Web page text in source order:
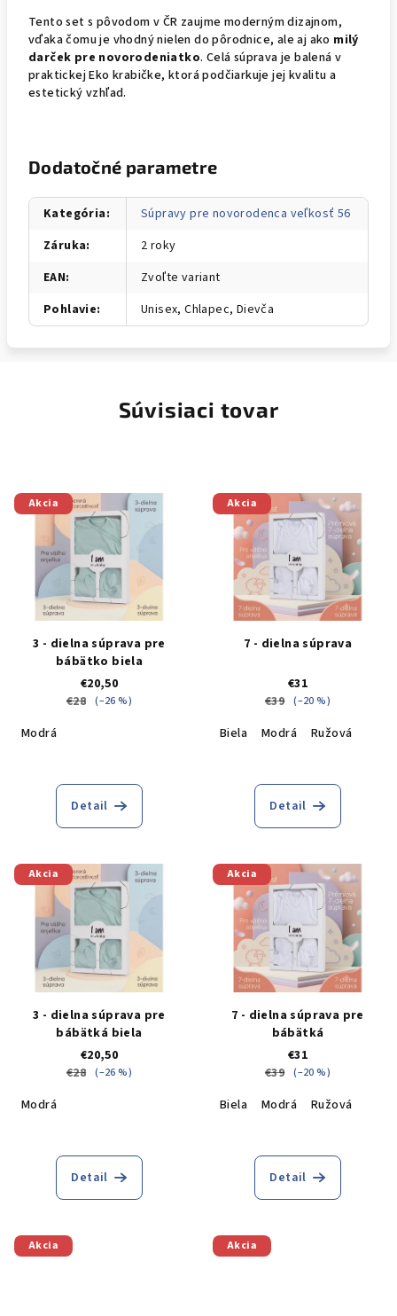
Tento set s pôvodom v ČR zaujme moderným dizajnom,
vďaka čomu je vhodný nielen do pôrodnice, ale aj ako milý
darček pre novorodeniatko. Celá súprava je balená v
praktickej Eko krabičke, ktorá podčiarkuje jej kvalitu a
estetický vzhľad.
Dodatočné parametre
Kategória:
Súpravy pre novorodenca veľkosť 56
Záruka:
2 roky
EAN:
Zvoľte variant
Pohlavie: Unisex, Chlapec, Dievča
Súvisiaci tovar
Akcia
3 - dielna súprava pre
bábätko biela
€20,50
€28 (–26 %)
Modrá
Detail
Akcia
7 - dielna súprava
€31
€39 (–20 %)
Biela Modrá
Ružová
hodnotenie
produktu
5
hviezdičiek.
Detail
Akcia
3 - dielna súprava pre
bábätká biela
€20,50
€28 (–26 %)
Modrá
Detail
Akcia
7 - dielna súprava pre
bábätká
€31
€39 (–20 %)
Biela Modrá Ružová
Detail
Akcia Akcia